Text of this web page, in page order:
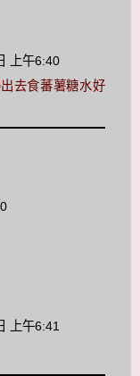
上午6:40
去食蕃薯糖水好
上午6:41